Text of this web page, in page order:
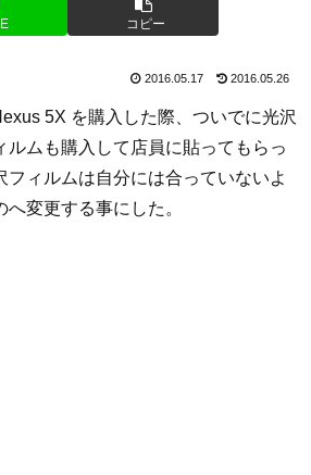
コピー
2016.05.17 2016.05.26
5X を購入した際、ついでに光沢
ルムも購入して店員に貼ってもらっ
フィルムは自分には合っていないよ
変更する事にした。